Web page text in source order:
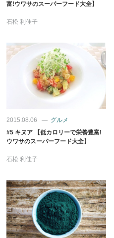
富!ウワサのスーパーフード大全】
石松 利佳子
2015.08.06
グルメ
#5 キヌア 【低カロリーで栄養豊富!
ウワサのスーパーフード大全】
石松 利佳子